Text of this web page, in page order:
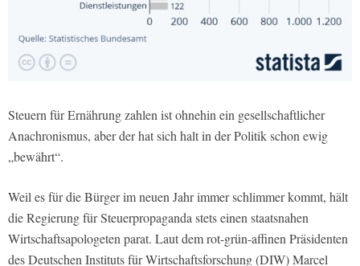
Steuern für Ernährung zahlen ist ohnehin ein gesellschaftlicher
Anachronismus, aber der hat sich halt in der Politik schon ewig
„bewährt“.
Weil es für die Bürger im neuen Jahr immer schlimmer kommt, hält
die Regierung für Steuerpropaganda stets einen staatsnahen
Wirtschaftsapologeten parat. Laut dem rot-grün-affinen Präsidenten
des Deutschen Instituts für Wirtschaftsforschung (DIW) Marcel